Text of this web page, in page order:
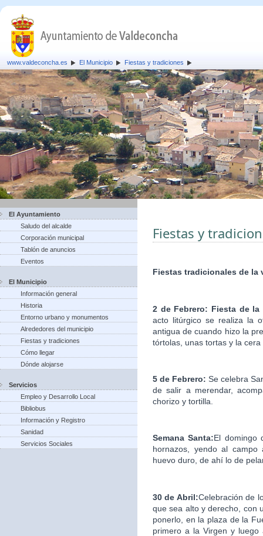
www.valdeconcha.es El Municipio Fiestas y tradiciones
El Ayuntamiento
Saludo del alcalde
Corporación municipal
Tablón de anuncios
Eventos
El Municipio
Información general
Historia
Entorno urbano y monumentos
Alrededores del municipio
Fiestas y tradiciones
Cómo llegar
Dónde alojarse
Servicios
Empleo y Desarrollo Local
Bibliobus
Información y Registro
Sanidad
Servicios Sociales
Fiestas y
Fiestas tradicionales de la
2 de Febrero: Fiesta de la
acto litúrgico se realiza la
antigua de cuando hizo la
tórtolas, unas tortas y la cera
5 de Febrero:Se celebra
de salir a merendar,
chorizo y tortilla.
Semana Santa:El domingo
hornazos, yendo al
huevo duro, de ahí lo de
30 de Abril:Celebración de
que sea alto y derecho, con
ponerlo, en la plaza de la
primero a la Virgen y luego